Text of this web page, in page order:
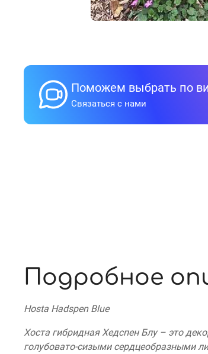
Поможем выбрать по
Связаться с нами
Подробное
Hosta Hadspen Blue
Хоста гибридная Хедспен Блу – это
голубовато-сизыми сердцеобразными